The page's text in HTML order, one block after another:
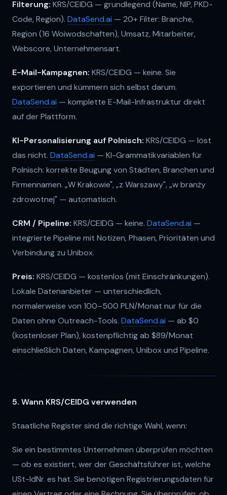
Filterung: KRS/CEIDG — grundlegend (Name, NIP, PKD-
Code, Region). DataSend.ai — 20+ Filter: Branche,
Region (16 Woiwodschaften), Umsatz, Mitarbeiter,
Webscore, Unternehmensart.
E-Mail-Kampagnen: KRS/CEIDG — keine. Sie
exportieren und kümmern sich selbst darum.
DataSend.ai — komplette E-Mail-Infrastruktur direkt
auf der Plattform.
KI-Personalisierung auf Polnisch: KRS/CEIDG — löst
das nicht. DataSend.ai — KI-Grammatikvariablen für
Polnisch: korrekte Beugung von Städten, Branchen und
Firmennamen. „W Krakowie", „z Warszawy", „w branży
zdrowotnej" — automatisch.
CRM / Pipeline: KRS/CEIDG — keine. DataSend.ai —
integrierte Pipeline mit Notizen, Phasen, Prioritäten und
Verbindung zu Unibox.
Preis: KRS/CEIDG — kostenlos (mit Einschränkungen).
Lokale Datenanbieter — unterschiedlich,
normalerweise von 100–500 PLN/Monat nur für die
Daten ohne Outreach-Tools. DataSend.ai — ab $0
(kostenloser Plan), kostenpflichtig ab $89/Monat
einschließlich Daten, Kampagnen, Unibox und Pipeline.
5. Wann KRS/CEIDG verwenden
Staatliche Register sind die richtige Wahl, wenn:
Sie ein bestimmtes Unternehmen überprüfen möchten
— ob es existiert, wer der Geschäftsführer ist, welche
USt-IdNr. es hat. Sie benötigen Registrierungsdaten für